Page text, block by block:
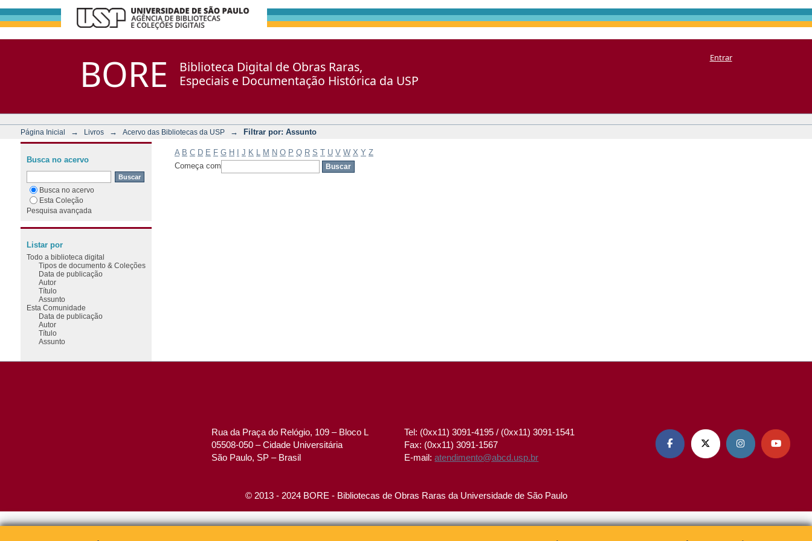
BORE
Biblioteca Digital de Obras Raras,
Especiais e Documentação Histórica da USP
Entrar
Página Inicial → Livros → Acervo das Bibliotecas da USP → Filtrar por: Assunto
A B C D E F G H J K M N O P Q R S T U V W X Y Z
Começa com
Busca no acervo
Busca no acervo
Esta Coleção
Pesquisa avançada
Listar por
Todo a biblioteca digital
Tipos de documento & Coleções
Data de publicação
Autor
Título
Assunto
Esta Comunidade
Data de publicação
Autor
Título
Assunto
Rua da Praça do Relógio, 109 – Bloco L
05508-050 – Cidade Universitária
São Paulo, SP – Brasil
Tel: (0xx11) 3091-4195 / (0xx11) 3091-1541
Fax: (0xx11) 3091-1567
E-mail:atendimento@abcd.usp.br
   
© 2013 - 2024 BORE - Bibliotecas de Obras Raras da Universidade de São Paulo